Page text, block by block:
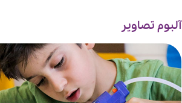
آلبوم تصاویر